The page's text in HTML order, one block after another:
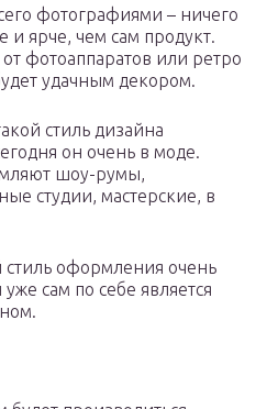
фотографиями – ничего
и ярче, чем сам продукт.
фотоаппаратов или ретро
удачным декором.
стиль дизайна
он очень в моде.
шоу-румы,
студии, мастерские, в
оформления очень
сам по себе является